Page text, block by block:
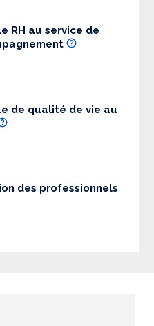
RH au service de
de qualité de vie au
des professionnels